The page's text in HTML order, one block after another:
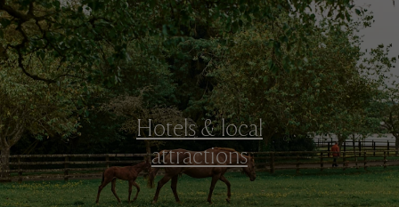
Hotels & local
attractions